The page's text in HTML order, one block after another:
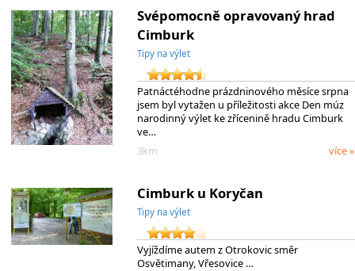
Svépomocně opravovaný hrad
Cimburk
Tipy na výlet
Patnáctéhodne prázdninového měsíce srpna
jsem byl vytažen u příležitosti akce Den múz
narodinný výlet ke zřícenině hradu Cimburk
ve…
3km
více »
Cimburk u Koryčan
Tipy na výlet
Vyjíždíme autem z Otrokovic směr
Osvětimany, Vřesovice …